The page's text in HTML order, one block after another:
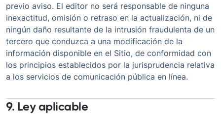
previo aviso. El editor no será responsable de ninguna
inexactitud, omisión o retraso en la actualización, ni de
ningún daño resultante de la intrusión fraudulenta de un
tercero que conduzca a una modificación de la
información disponible en el Sitio, de conformidad con
los principios establecidos por la jurisprudencia relativa
a los servicios de comunicación pública en línea.
9. Ley aplicable